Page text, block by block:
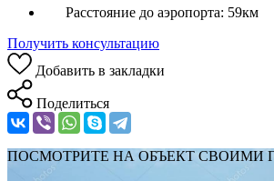
Расстояние до аэропорта: 59км
Получить консультацию
Добавить в закладки
Поделиться
ПОСМОТРИТЕ НА ОБЪЕКТ СВОИМИ